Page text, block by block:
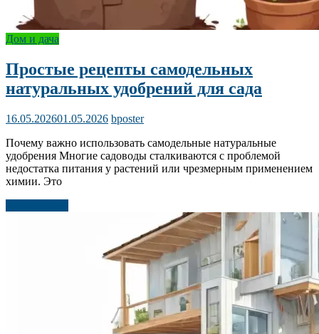
Дом и дача
Простые рецепты самодельных
натуральных удобрений для сада
16.05.202601.05.2026 bposter
Почему важно использовать самодельные натуральные
удобрения Многие садоводы сталкиваются с проблемой
недостатка питания у растений или чрезмерным применением
химии. Это